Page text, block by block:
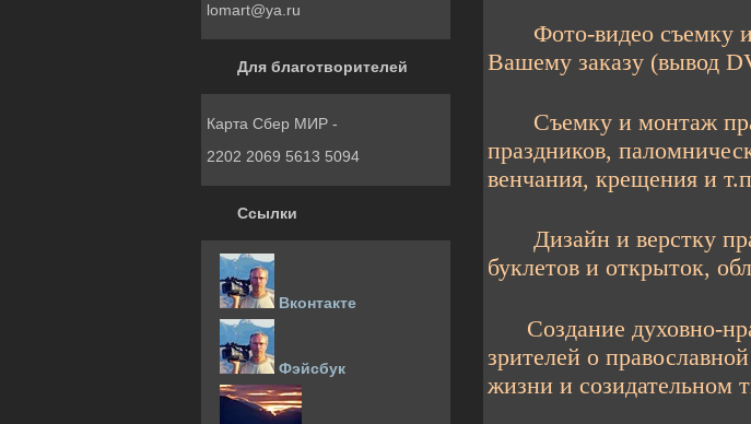
lomart@ya.ru
Для благотворителей
Карта Сбер МИР -
2202 2069 5613 5094
Ссылки
Вконтакте
Фэйсбук
Фото-видео съемку
Вашему заказу (вывод
Съемку и монтаж
праздников,
венчания, крещения и
Дизайн и верстку
буклетов и открыток,
Создание духовно-
зрителей о
жизни и созидательном